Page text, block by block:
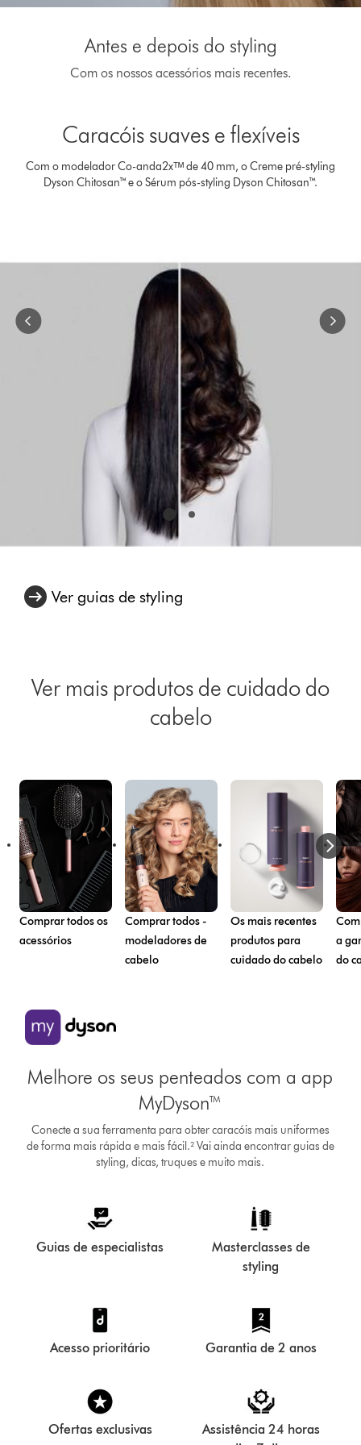
Antes e depois do styling
Com os nossos acessórios mais recentes.
Caracóis suaves e flexíveis
Com o modelador Co-anda2xᵀᴹ de 40 mm, o Creme pré-styling
Dyson Chitosan™ e o Sérum pós-styling Dyson Chitosan™.
Ver guias de styling
Ver mais produtos de cuidado do
cabelo
Comprar todos os
acessórios
Comprar todos -
modeladores de
cabelo
Os mais recentes
produtos para
cuidado do cabelo
a
do
Melhore os seus penteados com a app
MyDyson™
Conecte a sua ferramenta para obter caracóis mais uniformes
de forma mais rápida e mais fácil.² Vai ainda encontrar guias de
styling, dicas, truques e muito mais.
Guias de especialistas
Masterclasses de
styling
Acesso prioritário Garantia de 2 anos
Ofertas exclusivas
Assistência 24 horas